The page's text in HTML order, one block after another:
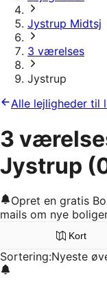
Jystrup Midtsj
3 værelses
Jystrup
Alle lejligheder til
3
Jystrup
Opret en gratis
mails om nye
Kort
Sortering:Nyeste